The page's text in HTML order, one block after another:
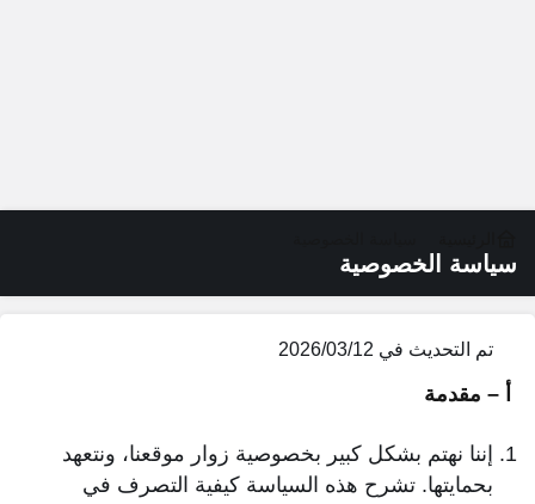
سياسة الخصوصية
تم التحديث في 2026/03/12
– مقدمة
إننا نهتم بشكل كبير بخصوصية زوار موقعنا، ونتعهد
بحمايتها. تشرح هذه السياسة كيفية التصرف في